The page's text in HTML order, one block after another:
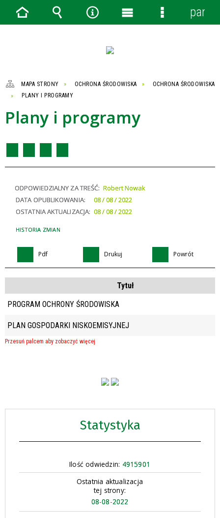
Statystyka
Ilość odwiedzin: 4915901
Ostatnia aktualizacja
tej strony:
08-08-2022
MAPA STRONY OCHRONA ŚRODOWISKA
OCHRONA ŚRODOWISKA
PLANY I PROGRAMY
Plany i programy
ODPOWIEDZIALNY ZA TREŚĆ: Robert Nowak
DATA OPUBLIKOWANIA:
08 / 08 / 2022
OSTATNIA AKTUALIZACJA: 08 / 08 / 2022
HISTORIA ZMIAN
Pdf Drukuj Powrót
Tytuł
PROGRAM OCHRONY ŚRODOWISKA
PLAN GOSPODARKI NISKOEMISYJNEJ
Strona Wyszukiwarka
NarzędziaMenu
Menu
panel